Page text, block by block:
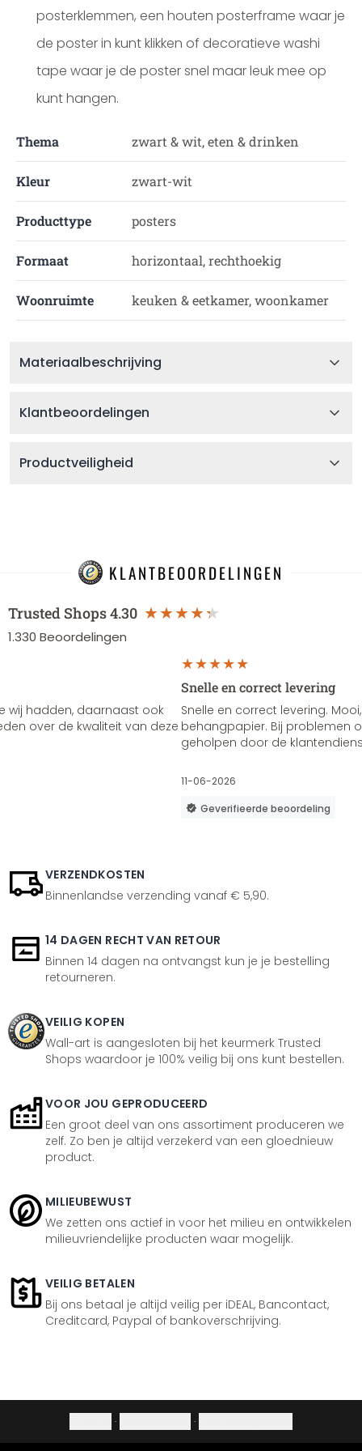
posterklemmen, een houten posterframe waar je
de poster in kunt klikken of decoratieve washi
tape waar je de poster snel maar leuk mee op
kunt hangen.
Thema zwart & wit, eten & drinken
Kleur zwart-wit
Producttype posters
Formaat horizontaal, rechthoekig
Woonruimte keuken & eetkamer, woonkamer
Materiaalbeschrijving
Klantbeoordelingen
Productveiligheid
KLANTBEOORDELINGEN
Trusted Shops4.30
1.330 Beoordelingen
wij hadden, daarnaast ook
over de kwaliteit van deze
Snelle en correct levering
Snelle en correct levering.
behangpapier. Bij problemen
geholpen door de
11-06-2026
Geverifieerde beoordeling
VERZENDKOSTEN
Binnenlandse verzending vanaf € 5,90.
14 DAGEN RECHT VAN RETOUR
Binnen 14 dagen na ontvangst kun je je bestelling
retourneren.
VEILIG KOPEN
Wall-art is aangesloten bij het keurmerk Trusted
Shops waardoor je 100% veilig bij ons kunt bestellen.
VOOR JOU GEPRODUCEERD
Een groot deel van ons assortiment produceren we
zelf. Zo ben je altijd verzekerd van een gloednieuw
product.
MILIEUBEWUST
We zetten ons actief in voor het milieu en ontwikkelen
milieuvriendelijke producten waar mogelijk.
VEILIG BETALEN
Bij ons betaal je altijd veilig per iDEAL, Bancontact,
Creditcard, Paypal of bankoverschrijving.
· ·